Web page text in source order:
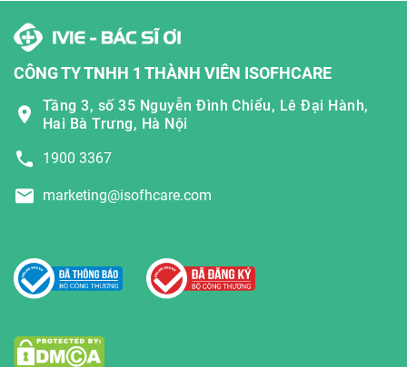
CÔNG TY TNHH 1 THÀNH VIÊN ISOFHCARE
Tầng 3, số 35 Nguyễn Đình Chiểu, Lê Đại Hành,
Hai Bà Trưng, Hà Nội
1900 3367
marketing@isofhcare.com